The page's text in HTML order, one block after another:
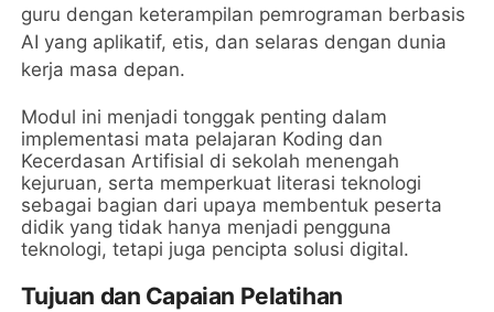
guru dengan keterampilan pemrograman berbasis
AI yang aplikatif, etis, dan selaras dengan dunia
kerja masa depan.
Modul ini menjadi tonggak penting dalam
implementasi mata pelajaran Koding dan
Kecerdasan Artifisial di sekolah menengah
kejuruan, serta memperkuat literasi teknologi
sebagai bagian dari upaya membentuk peserta
didik yang tidak hanya menjadi pengguna
teknologi, tetapi juga pencipta solusi digital.
Tujuan dan Capaian Pelatihan